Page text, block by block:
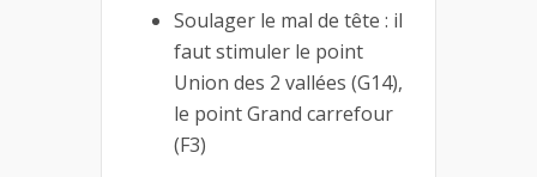
Soulager le mal de tête : il
faut stimuler le point
Union des 2 vallées (G14),
le point Grand carrefour
(F3)